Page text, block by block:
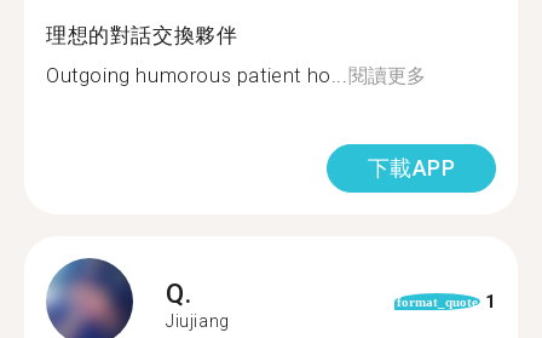
理想的對話交換夥伴
Outgoing humorous patient ho...閱讀更多
下載APP
Q.
Jiujiang
format_quote 1